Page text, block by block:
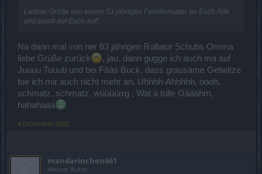
Liebste Grüße von einem 53 jährigen Familienvater an Euch Alle
und passt auf Euch auf!
Na dann mal von ner 63 jährigen Rollator Schubs Omma
liebe Grüße zurück
, jau, dann gugge ich auch ma auf
Juuuu Tuuub und bei Fääs Buck, dass grausame Getwitze
tue ich mir auch nicht mehr an, Uhhhh-Ahhhhh, oooh,
schmatz, schmatz, wüüüürrg , Wat a tolle Gääähm,
hahahaaa
4 Dezember 2020
mandarinchen661
Aktiver Autor